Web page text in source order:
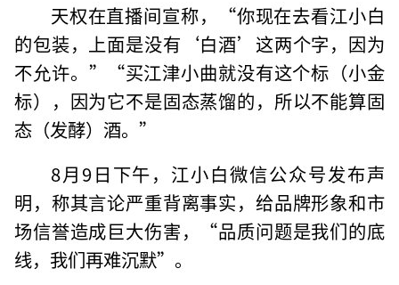
天权在直播间宣称，“你现在去看江小白
的包装，上面是没有‘白酒’这两个字，因为
不允许。”“买江津小曲就没有这个标（小金
标），因为它不是固态蒸馏的，所以不能算固
态（发酵）酒。”
8月9日下午，江小白微信公众号发布声
明，称其言论严重背离事实，给品牌形象和市
场信誉造成巨大伤害，“品质问题是我们的底
线，我们再难沉默”。